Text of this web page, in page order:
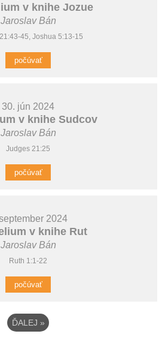
v knihe Jozue
Jaroslav Bán
45, Joshua 5:13-15
počúvať
30. jún 2024
v knihe Sudcov
Jaroslav Bán
Judges 21:25
počúvať
2024
v knihe Rut
Jaroslav Bán
Ruth 1:1-22
počúvať
ĎALEJ »